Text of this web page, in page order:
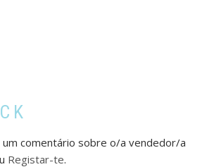
um comentário sobre o/a vendedor/a
Registar-te.